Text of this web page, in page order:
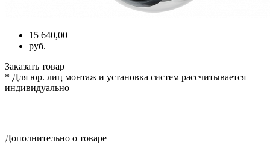
15 640,00
руб.
Заказать товар
* Для юр. лиц монтаж и установка систем рассчитывается
индивидуально
Дополнительно о товаре